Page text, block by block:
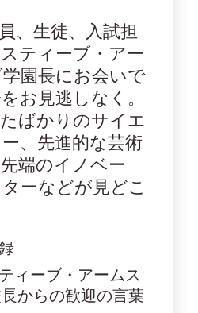
、生徒、入試担
ティーブ・アー
園長にお会いで
お見逃しなく。
ばかりのサイエ
、先進的な芸術
端のイノベー
ーなどが見どこ
ィーブ・アームス
長からの歓迎の言葉